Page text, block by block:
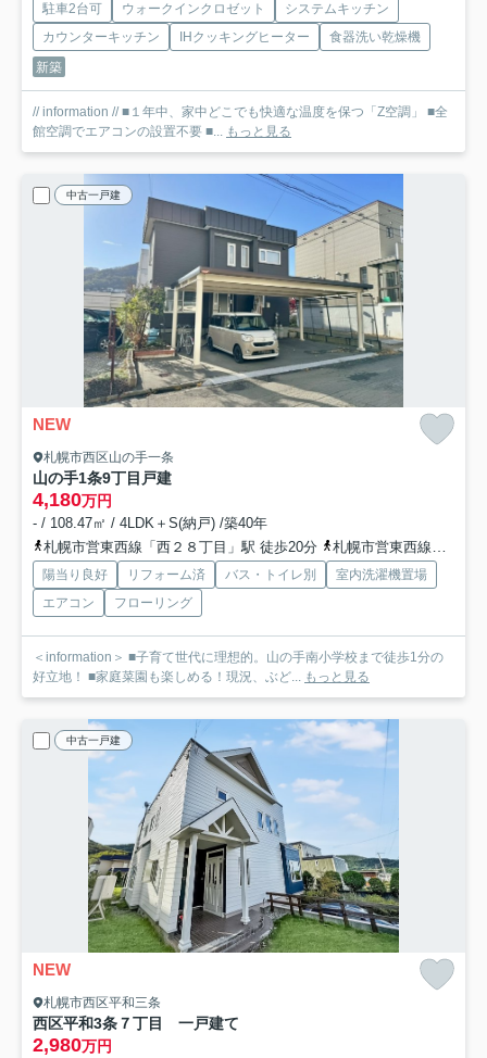
駐車2台可 ウォークインクロゼット
システムキッチン
カウンターキッチン
IHクッキングヒーター
食器洗い乾燥機
新築
// information // ■１年中、家中どこでも快適な温度を保つ「Z空調」 ■全
館空調でエアコンの設置不要 ■... もっと見る
中古一戸建
NEW
札幌市西区山の手一条
山の手1条9丁目戸建
4,180万円
- / 108.47㎡ / 4LDK＋S(納戸) /築40年
札幌市営東西線「西２８丁目」駅 徒歩20分
札幌市営東西線「琴似」駅 徒歩22分
陽当り良好 リフォーム済 バス・トイレ別
室内洗濯機置場
エアコン
フローリング
＜information＞ ■子育て世代に理想的。山の手南小学校まで徒歩1分の
好立地！ ■家庭菜園も楽しめる！現況、ぶど... もっと見る
中古一戸建
NEW
札幌市西区平和三条
西区平和3条７丁目 一戸建て
2,980万円